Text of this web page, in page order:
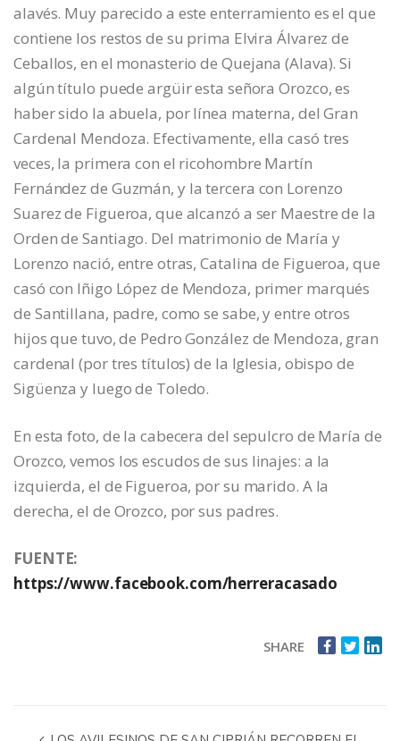
alavés. Muy parecido a este enterramiento es el que
contiene los restos de su prima Elvira Álvarez de
Ceballos, en el monasterio de Quejana (Alava). Si
algún título puede argüir esta señora Orozco, es
haber sido la abuela, por línea materna, del Gran
Cardenal Mendoza. Efectivamente, ella casó tres
veces, la primera con el ricohombre Martín
Fernández de Guzmán, y la tercera con Lorenzo
Suarez de Figueroa, que alcanzó a ser Maestre de la
Orden de Santiago. Del matrimonio de María y
Lorenzo nació, entre otras, Catalina de Figueroa, que
casó con Iñigo López de Mendoza, primer marqués
de Santillana, padre, como se sabe, y entre otros
hijos que tuvo, de Pedro González de Mendoza, gran
cardenal (por tres títulos) de la Iglesia, obispo de
Sigüenza y luego de Toledo.
En esta foto, de la cabecera del sepulcro de María de
Orozco, vemos los escudos de sus linajes: a la
izquierda, el de Figueroa, por su marido. A la
derecha, el de Orozco, por sus padres.
FUENTE:
https://www.facebook.com/herreracasado
SHARE